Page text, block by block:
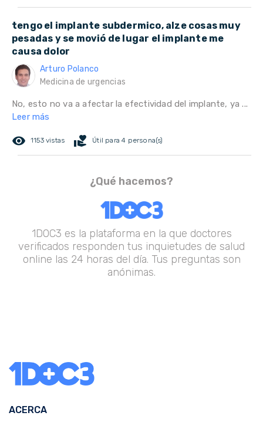
tengo el implante subdermico, alze cosas muy
pesadas y se movió de lugar el implante me
causa dolor
Arturo Polanco
Medicina de urgencias
No, esto no va a afectar la efectividad del implante, ya ...
Leer más
remove_red_eye 1153 vistas volunteer_activism Útil para 4 persona(s)
¿Qué hacemos?
1DOC3 es la plataforma en la que doctores
verificados responden tus inquietudes de salud
online las 24 horas del día. Tus preguntas son
anónimas.
ACERCA